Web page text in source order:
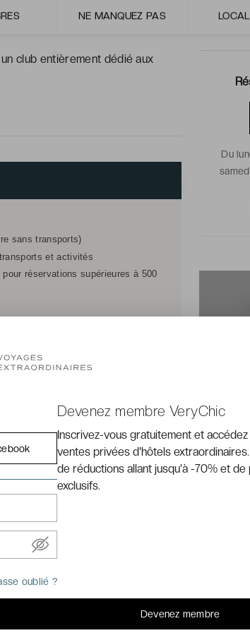
NE MANQUEZ PAS
accès direct à la piscine, toutes
club entièrement dédié aux
bien admettre que le Xanadu
sur une plage égyptienne en
une multitude de restaurants et
ludiques et sportives, sans
sans transports)
et activités
réservations supérieures à 500
Du
La
oublié ?
Devenez membre VeryChic
Inscrivez-vous gratuitement et accédez
ventes privées d'hôtels
de réductions allant jusqu'à -70% et de
exclusifs.
Devenez membre